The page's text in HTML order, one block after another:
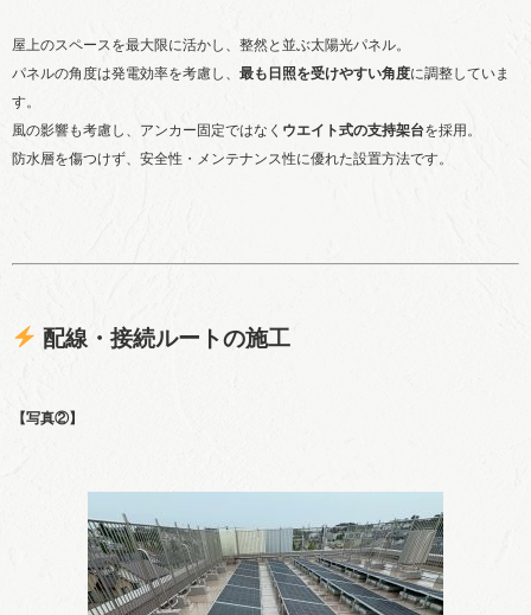
屋上のスペースを最大限に活かし、整然と並ぶ太陽光パネル。
パネルの角度は発電効率を考慮し、 最も日照を受けやすい角度に調整していま
す。
風の影響も考慮し、アンカー固定ではなく ウエイト式の支持架台を採用。
防水層を傷つけず、安全性・メンテナンス性に優れた設置方法です。
配線・接続ルートの施工
【写真②】